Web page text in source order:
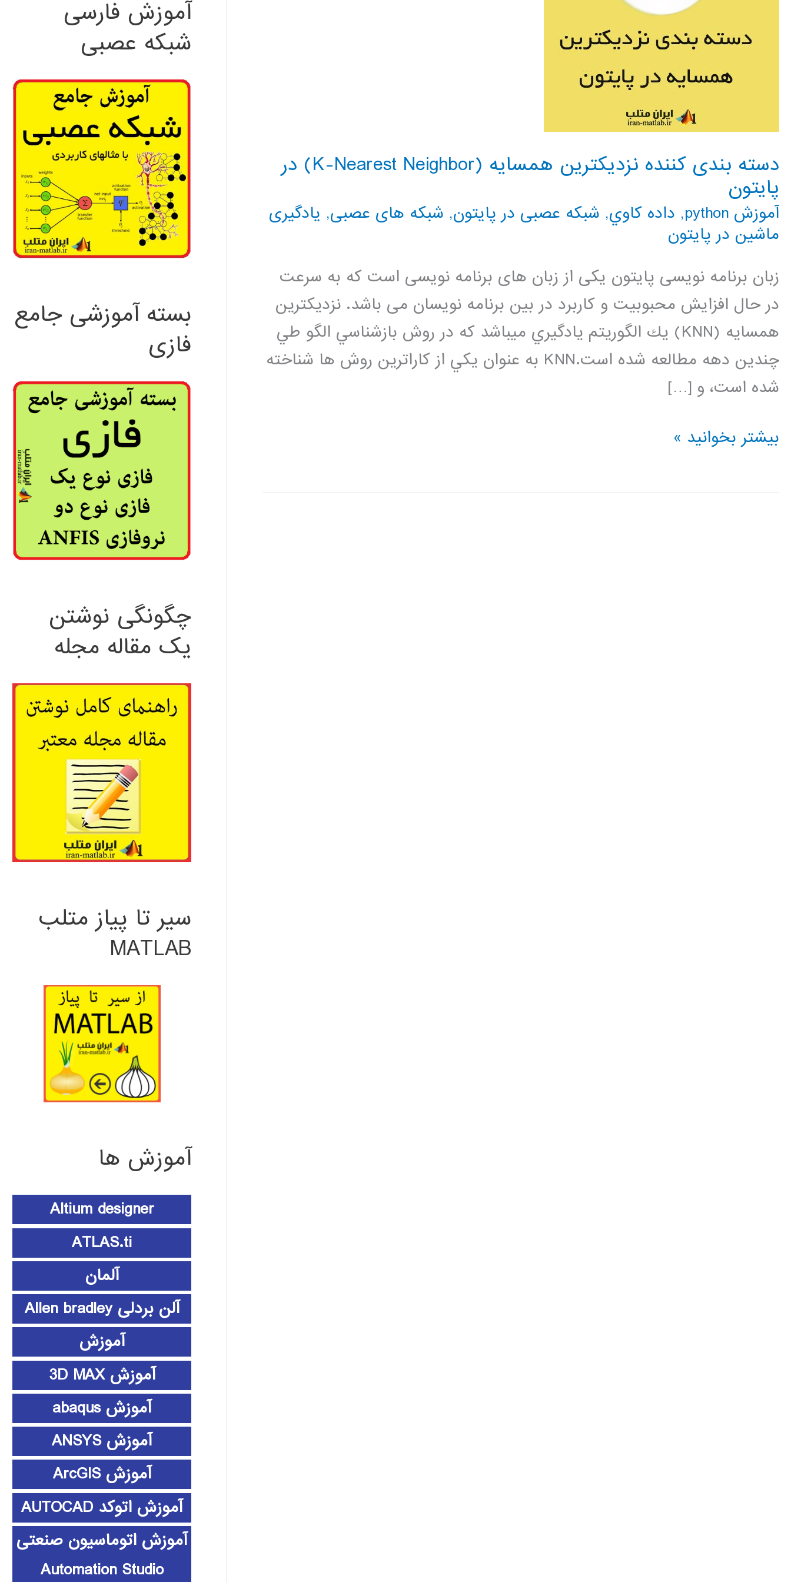
دسته بندی کننده نزدیکترین همسایه (K-Nearest Neighbor) در
پایتون
آموزش python , داده كاوي, شبکه عصبی در پایتون, شبکه های عصبی, یادگیری
ماشین در پایتون
زبان برنامه نویسی پایتون یکی از زبان های برنامه نویسی است که به سرعت
در حال افزایش محبوبیت و کاربرد در بین برنامه نویسان می باشد. نزديكترين
همسايه (KNN) يك الگوريتم يادگيري ميباشد كه در روش بازشناسي الگو طي
چندين دهه مطالعه شده است.KNN به عنوان يكي از كاراترين روش ها شناخته
شده است، و […]
دسته
کننده
بیشتر بخوانید »
آموزش فارسی
شبکه عصبی
بسته آموزشی جامع
فازی
چگونگی نوشتن
یک مقاله مجله
سیر تا پیاز متلب
MATLAB
آموزش ها
Altium designer
ATLAS.ti
آلمان
آلن بردلی Allen bradley
آموزش
آموزش 3D MAX
آموزش abaqus
آموزش ANSYS
آموزش ArcGIS
آموزش اتوکد AUTOCAD
آموزش اتوماسیون صنعتی
Automation Studio